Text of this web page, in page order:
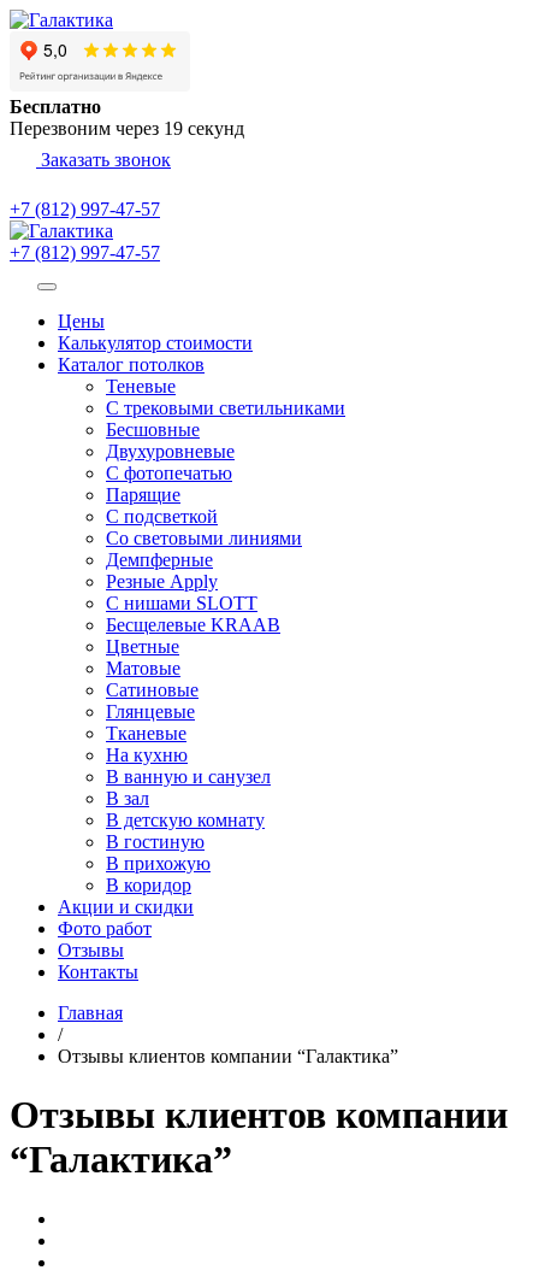
Бесплатно
Перезвоним через 19 секунд
Заказать звонок
+7 (812) 997-47-57
+7 (812) 997-47-57
Цены
Калькулятор стоимости
Каталог потолков
Теневые
С трековыми светильниками
Бесшовные
Двухуровневые
С фотопечатью
Парящие
С подсветкой
Со световыми линиями
Демпферные
Резные Apply
С нишами SLOTT
Бесщелевые KRAAB
Цветные
Матовые
Сатиновые
Глянцевые
Тканевые
На кухню
В ванную и санузел
В зал
В детскую комнату
В гостиную
В прихожую
В коридор
Акции и скидки
Фото работ
Отзывы
Контакты
Главная
/
Отзывы клиентов компании “Галактика”
Отзывы клиентов компании
“Галактика”